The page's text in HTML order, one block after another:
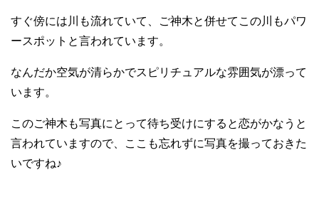
すぐ傍には川も流れていて、ご神木と併せてこの川もパワ
ースポットと言われています。
なんだか空気が清らかでスピリチュアルな雰囲気が漂って
います。
このご神木も写真にとって待ち受けにすると恋がかなうと
言われていますので、ここも忘れずに写真を撮っておきた
いですね♪